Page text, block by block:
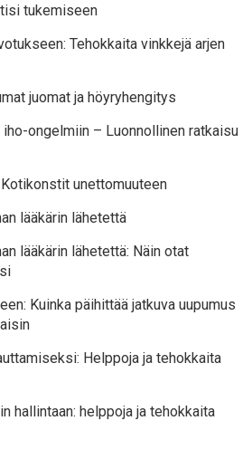
tukemiseen
Tehokkaita vinkkejä arjen
juomat ja höyryhengitys
ongelmiin – Luonnollinen ratkaisu
Kotikonstit unettomuuteen
lääkärin lähetettä
lääkärin lähetettä: Näin otat
Kuinka päihittää jatkuva uupumus
Helppoja ja tehokkaita
hallintaan: helppoja ja tehokkaita